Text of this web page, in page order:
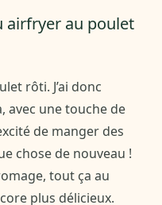
airfryer au poulet
rôti. J’ai donc
avec une touche de
de manger des
chose de nouveau !
tout ça au
plus délicieux.